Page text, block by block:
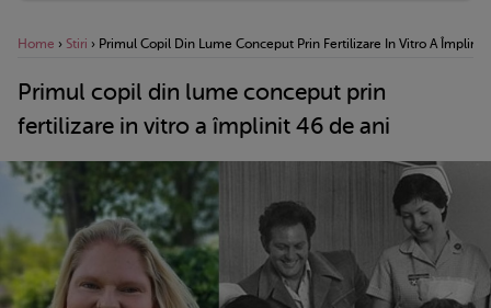
Home › Stiri › Primul Copil Din Lume Conceput Prin Fertilizare In Vitro A Împlinit
Primul copil din lume conceput prin
fertilizare in vitro a împlinit 46 de ani